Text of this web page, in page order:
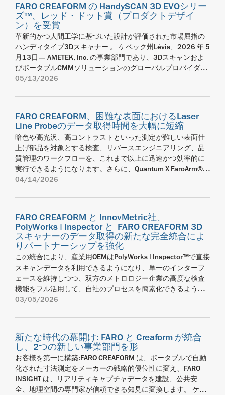
クフローでプローブ検査もサポートできます。 46本のブルー
レーザーライン、毎秒280万測定値、データ取得スピードが
旧世代モデルより約56%向上という特徴を持つこの新たなシ
ステムは、生産性を飛躍的に向上させます。C Trackのフレッ
クスボリューム（Flex Volume）は、旧モデルの3倍の46.7
m³に達し、大型部品をより少ない手順で検査できるようにな
りました。さらに、自動シャッター機能、単一ケーブル接
続、セットアップアシスタンスツールが加わり、より一層ユ
スタンドアロンスキャンによって、MetraSCAN BLACK+や
BLACK+ Eliteに比べて携帯性が高まっており、スキャンとプ
ロービングを同時に進行できるため、生産性も向上していま
す。また、スピードとデータ密度が増し、部品サイズやセッ
トアップの如何を問わず検査の柔軟性もグレードアップした
ことに加え、接続性の改善や自動化機能によって簡便性と信
頼性も向上しています。ISO/IEC 17025認定校正ラボで試験
を受けており、ISO 10360およびVDI/VDE 2634パート3に基
づく受け入れ試験も受けています。 FARO CREAFORMの技術
製品マネージャーであるオリヴィエ・プラモンドン（Olivier
BLACK2は、認定精度を損なわない、より適応性のある検査ソ
リューションをメーカー企業に提供すべく開発されました。1
台のメトロロジーグレードシステムにC-Trackスキャン、スタ
ンドアロンスキャン、プロービング機能を組み合わせること
で、品質管理チームがより幅広いサイズの部品や製造現場環
境に適応して、より効率的に作業できるようにしています。
MetraSCAN BLACK2によって、今日の生産環境にふさわしい
認定性能、生産性、実環境でのユーザビリティを兼ね備えた
ソリューションを提供することで、FARO CREAFORMはポータ
州レヴィと米国フロリダ州レイクメリーに本社を置き、FARO
の有名な 3D 測定事業部門と Creaform の革新的な計測ソリュ
ーションの組み合わせによって誕生しました。1981 年に遡
る歴史を持つ FARO は、ポータブル測定アーム、レーザート
ラッカー、リアリティ キャプチャ テクノロジーの分野におい
て世界を率先する企業です。Creaform は 2002 年にケベック
させるHandySCAN EVOとHandySCAN EVO Plusを導入しま
す。同時に、HandySCAN 3D MAX Seriesの新モデル2種の導
入によって大型部品向けのメトロロジーグレード機能を拡張
したことで、あらゆるサイズの複雑な形状の部品を、移動可
能な、より統合された効率的な方法で測定できるようになり
ました。 この発表の中心は、今やHandySCAN MAX EVOと
HandySCAN MAX EVO Eliteによって代表される次世代の
HandySCAN 3D MAX Seriesです。大型で複雑な部品向けに設
計されたこれらのモデルは、実証済みのEVOプラットフォー
証、リバースエンジニアリングや非破壊検査に求められる精
度と堅牢性と性能も維持しています。 HandySCAN 3D MAX
Seriesは、モビリティキットと組み合わせればケーブル不要
のワイヤレス測定が可能になり、固定のワークステーション
や面倒なセットアップへの依存度を減らして、現場でより効
率的な作業が行えるようになります。組み込み画面機能、ガ
イド付きワークフロー、自由に動き回れる機動性を備えたこ
実現する一方で、測定の優れた信頼性も維持し、ISO/IEC
17025認定校正ラボで試験を受け、VDI/VDE 2634規格に準
拠しています。 HandySCAN MAX EVOは、0.150 mm + 0.020
mm/mの容積精度により、製品開発用途向けとしてポジショ
ニングされています。一方、HandySCAN MAX EVO Eliteは、
0.075 mm + 0.010 mm/mの容積精度により、より高い精度
が求められる検査ワークフローやNDTワークフローをサポー
トします。これら2つのモデルが揃うことで、大型部品がメト
ロロジーグレードのモバイル測定で対応可能になるととも
に、製造現場で求められる使いやすさと作業の柔軟性も維持
されます。 この進化をサポートするのは、HandySCAN EVOと
HandySCAN EVO Plusの導入です。FARO CREAFORMは、これ
ーに内蔵された画面での可視化と簡素化されたガイド付きワ
ークフローによるユーザー体験の向上をさらに強化していま
す。 また、EVOプラットフォームの導入によって、
HandySCAN 3D製品群はその優れたデザイン性も取り入れて
います。HandySCAN 3D EVO Seriesは先日、人間工学的かつ
ユーザー重視のデザインであることを示すレッド・ドット賞
FARO CREAFORM の HandySCAN 3D EVOシリー
ズ™、レッド・ドット賞（プロダクトデザイ
ン）を受賞
革新的かつ人間工学に基づいた設計が評価された市場屈指の
ハンディタイプ3Dスキャナー 。 ケベック州Lévis、2026 年 5
月13日— AMETEK, Inc. の事業部門であり、3Dスキャンおよ
びポータブルCMMソリューションのグローバルプロバイダー
である FARO CREAFORM は本日、同社のハンディタイプ3Dス
ド・ドット賞（プロダクトデザイン部門）を受賞したことを
発表しました。 70年以上にわたり、レッド・ドット賞は世界
的なプロダクトデザインの卓越性を示す指標として広く認知
されており、国際的にも最も評価の高い品質認証のひとつと
なっています。毎年、プロダクトデザイン、ブランド＆コミ
ュニケーション、デザインコンセプトなどの各部門におい
て、数千社もの企業が応募します。今年、FARO CREAFORM
はプロダクトデザイン部門の受賞企業として選出され、
HandySCAN 3D 製品ラインにおいて通算6回目のレッド・ドッ
のであり、業界をリードするハンディタイプ3Dスキャナーを
通じて卓越した3Dスキャン体験を提供するという当社の使命
を裏付けるものです。 「当社の市場をリードするハンディタ
イプ3Dスキャナーが、今年のレッド・ドット賞審査員によっ
て評価されたことを大変光栄に思います」と、FARO
CREAFORM 社長兼最高経営責任者（CEO）の Fanny Truchon
は述べています。「この非常に名誉ある賞は、卓越した操作
性、高性能、そして FARO CREAFORM ならではの洗練された
デザインを見事に融合させたデザイン哲学を称えるもので
れました。HandySCAN 3D EVO シリーズのような製品は、幅
広い現場アプリケーションにおいて直感的に使用できること
を維持しながら、高い精度と正確性を提供する3Dメトロロジ
ーソリューションを進化させていくという、当社の強いコミ
ットメントを体現しています。」 HandySCAN 3D EVOシリー
ズは、コンパクトかつ軽量なデザインを採用し、リアルタイ
ムの可視化を可能にする4.3インチの大型タッチスクリーンを
05/13/2026
FARO CREAFORM、困難な表面におけるLaser
Line Probeのデータ取得時間を大幅に短縮
暗色や高光沢、高コントラストといった測定が難しい表面仕
上げ部品を対象とする検査、リバースエンジニアリング、品
質管理のワークフローを、これまで以上に迅速かつ効率的に
実行できるようになります。さらに、Quantum X FaroArm®や
FARO 8‑Axis Maxと組み合わせた測定ワークフローの生産性向
ィ — AMETEK, Inc.のビジネスユニットであり、3Dスキャンお
よびポータブルCMMソリューションのグローバルプロバイダ
ーであるFARO CREAFORMは、本日、Quantum X FaroArm®
Series および Quantum Max FaroArm Seriesを併用される
Laser Line Probe（LLP）ポートフォリオの最新アップデート
を発表しました。本アップデートでは、高度な画像処理アル
ゴリズムを新たに搭載。 スキャン結果の一貫性を向上させる
と同時に、特に暗色・光沢・反射・高コントラストといった
難易度の高い表面処理が施された部品におけるデータ処理時
間を大幅に短縮するよう設計されています。 Laser Line
Probe（「LLP」）は、非接触検査、リバースエンジニアリン
グ、CAD比較など、製造業の幅広い分野で活用されていま
反射特性の強い表面であることも多く、従来は追加のセット
アップ、複数回のスキャン、または手動による細かな調整が
必要となるケースがありました。 今回のアップデートは、
LLP画像データの処理手法を根本から最適化することで、こう
した課題に直接対応します。これにより、ユーザーは余分な
作業負荷をかけることなく、よりクリーンで均一性の高い点
04/14/2026
FARO CREAFORM と InnovMetric社、
PolyWorks | Inspector と FARO CREAFORM 3D
スキャナーのデータ取得の新たな完全統合によ
りパートナーシップを強化
この統合により、産業用OEMはPolyWorks | Inspector™で直接
スキャンデータを利用できるようになり、単一のインターフ
ェースを維持しつつ、双方のメトロロジー企業の高度な検査
機能をフル活用して、自社のプロセスを簡素化できるように
なります。 2026年2月18日、ケベック州レヴィ— AMETEK,
ルCMMソリューションのグローバルプロバイダーであるFARO
CREAFORMは、メーカーの3D測定プロセスのデジタル変革を
企業規模を問わずに可能にする独立系ソフトウェア開発企
業、InnovMetricと協力し、本日、FARO CREAFORMの自動リ
ファレンシングマルチライン3DスキャナーをPolyWorks |
Inspectorに完全統合することを発表しました。これはつま
り、ユーザーがデータ収集において、リアルタイムのデータ
03/05/2026
新たな時代の幕開け: FARO と Creaform が統合
し、2つの新しい事業部門を形
お客様を第一に構築:FARO CREAFORM は、ポータブルで自動
化された寸法測定をメーカーの戦略的優位性に変え、FARO
INSIGHT は、リアリティキャプチャデータを建設、公共安
全、地理空間の専門家が信頼できる知見に変換します。 ケベ